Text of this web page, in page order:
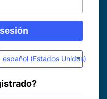
español (Estados Unidos)